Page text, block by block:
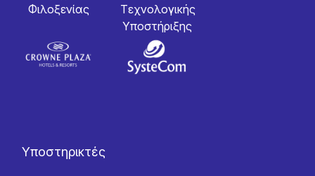
Φιλοξενίας
Tεχνολογικής
Yποστήριξης
Υποστηρικτές